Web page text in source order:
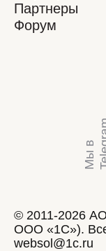
Партнеры
Форум
М
ы
в
T
e
l
e
g
r
a
© 2011-2026
ООО «1С»).
websol@1c.ru